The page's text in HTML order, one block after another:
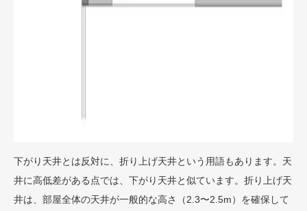
下がり天井とは反対に、折り上げ天井という用語もあります。天
井に高低差がある点では、下がり天井と似ています。折り上げ天
井は、部屋全体の天井が一般的な高さ（2.3〜2.5m）を確保して